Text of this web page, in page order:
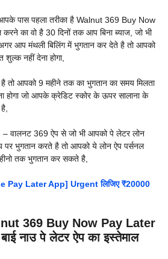
पास पहला तरीका है Walnut 369 Buy Now
का वो है 30 दिनों तक आप बिना ब्याज, जो भी
आप मंथली बिलिंग में भुगतान कर देते है तो आपको
शुल्क नहीं देना होगा,
आपको 9 महीने तक का भुगतान का समय मिलता
होगा जो आपके क्रेडिट स्कोर के ऊपर सालाना के
– वालनट 369 ऐप से जो भी आपको पे लेटर लोन
भुगतान करते है तो आपको ये लोन ऐप पर्सनल
तक भुगतान कर सकते है,
Pay Later App] Urgent लिजिए ₹20000
369 Buy Now Pay Later
नाउ पे लेटर ऐप का इस्तेमाल